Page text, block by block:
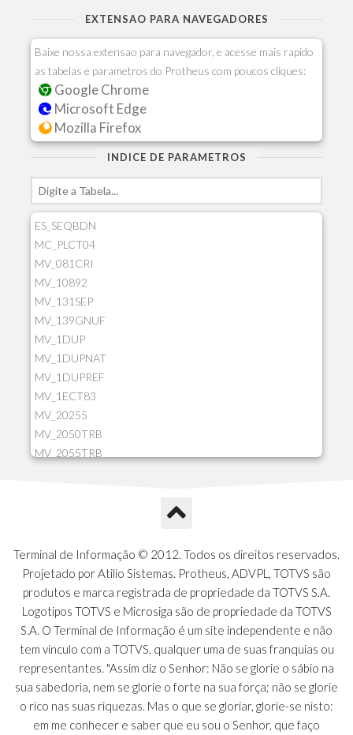
EXTENSAO PARA NAVEGADORES
Baixe nossa extensao para navegador, e acesse mais rapido
as tabelas e parametros do Protheus com poucos cliques:
Google Chrome
Microsoft Edge
Mozilla Firefox
INDICE DE PARAMETROS
ES_SEQBDN
MC_PLCT04
MV_081CRI
MV_10892
MV_131SEP
MV_139GNUF
MV_1DUP
MV_1DUPNAT
MV_1DUPREF
MV_1ECT83
MV_20255
MV_2050TRB
MV_2055TRB
MV_2GNOINC
MV_320SLD
MV_325PMDA
MV_330ATCM
MV_340LOCK
MV_3DUPREF
MV_5CLIFOR
MV_74ITEM
MV_817EMAI
MV_88CORTE
Terminal de Informação © 2012. Todos os direitos reservados.
Projetado por Atilio Sistemas. Protheus, ADVPL, TOTVS são
produtos e marca registrada de propriedade da TOTVS S.A.
Logotipos TOTVS e Microsiga são de propriedade da TOTVS
S.A. O Terminal de Informação é um site independente e não
tem vínculo com a TOTVS, qualquer uma de suas franquias ou
representantes. "Assim diz o Senhor: Não se glorie o sábio na
sua sabedoria, nem se glorie o forte na sua força; não se glorie
o rico nas suas riquezas. Mas o que se gloriar, glorie-se nisto:
em me conhecer e saber que eu sou o Senhor, que faço